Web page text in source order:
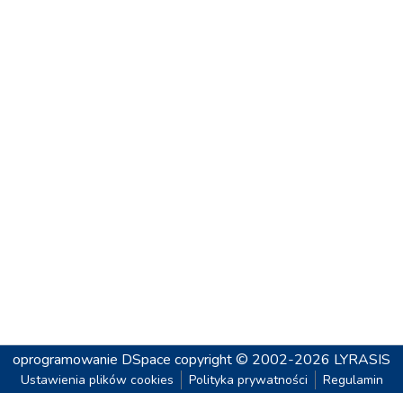
oprogramowanie DSpace copyright © 2002-2026 LYRASIS
Ustawienia plików cookies Polityka prywatności Regulamin